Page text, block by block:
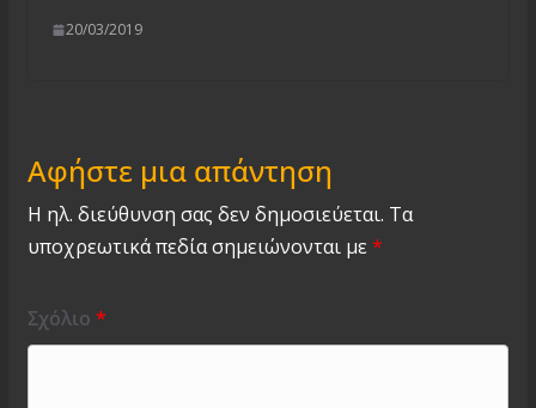
20/03/2019
Αφήστε μια απάντηση
Η ηλ. διεύθυνση σας δεν δημοσιεύεται. Τα
υποχρεωτικά πεδία σημειώνονται με*
Σχόλιο *